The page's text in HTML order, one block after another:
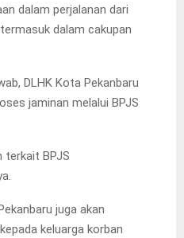
dalam perjalanan dari
dalam cakupan
DLHK Kota Pekanbaru
jaminan melalui BPJS
terkait BPJS
juga akan
keluarga korban